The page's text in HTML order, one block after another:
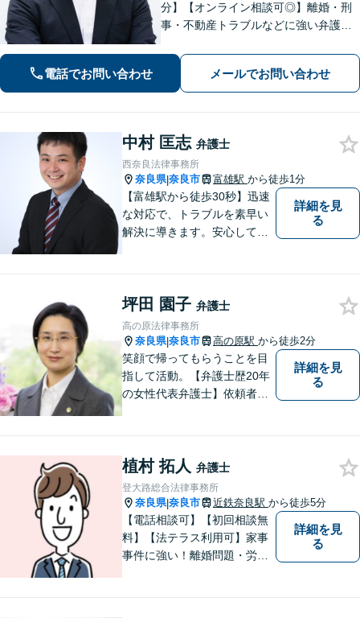
分】【オンライン相談可◎】離婚・刑
事・不動産トラブルなどに強い弁護士
対応しています。お一人で悩まれず、
まずはお気軽に電話いただけたらと思
います。【土日夜間面談】【出張相
談】
電話でお問い合わせ メールでお問い合わせ
中村 匡志 弁護士
西奈良法律事務所
奈良県|奈良市 富雄駅 から徒歩1分
【富雄駅から徒歩30秒】迅速
な対応で、トラブルを素早い
解決に導きます。安心して話
続・遺言・交通事故・借金・
債務整理などはお任せくださ
い。
詳細を見
る
坪田 園子 弁護士
高の原法律事務所
奈良県|奈良市 高の原駅 から徒歩2分
笑顔で帰ってもらうことを目
指して活動。【弁護士歴20年
の女性代表弁護士】依頼者の
お任せください！あなたのお
悩み、とことんお聞きしま
す。
詳細を見
る
植村 拓人 弁護士
登大路総合法律事務所
奈良県|奈良市 近鉄奈良駅 から徒歩5分
【電話相談可】【初回相談無
料】【法テラス利用可】家事
事件に強い！離婚問題・労働
詳細を見
る